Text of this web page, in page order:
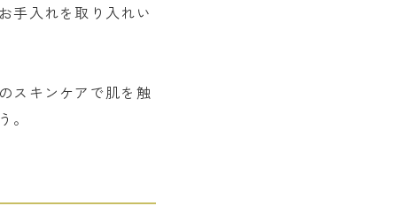
手入れを取り入れい
スキンケアで肌を触